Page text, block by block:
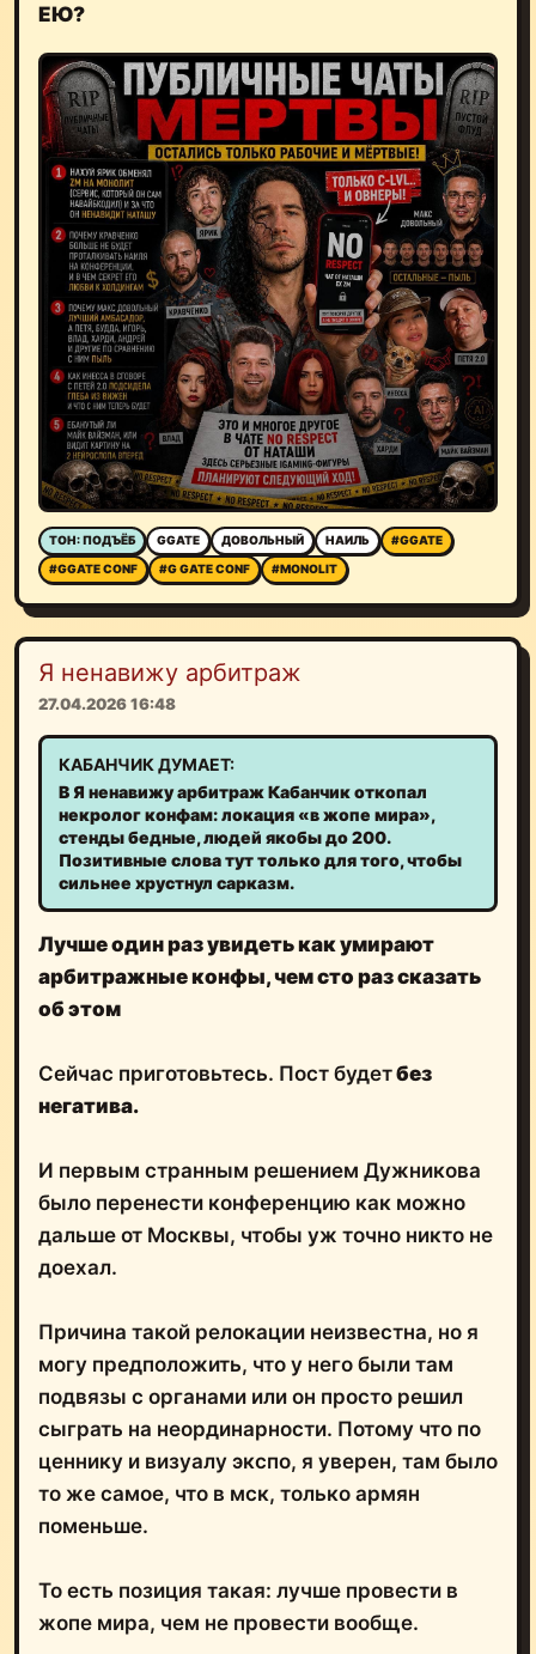
ЕЮ?
ТОН: ПОДЪЁБ GGATE ДОВОЛЬНЫЙ НАИЛЬ
#GGATE
#GGATE CONF
#G GATE CONF #MONOLIT
Я ненавижу арбитраж
27.04.2026 16:48
КАБАНЧИК ДУМАЕТ:
В Я ненавижу арбитраж Кабанчик откопал
некролог конфам: локация «в жопе мира»,
стенды бедные, людей якобы до 200.
Позитивные слова тут только для того, чтобы
сильнее хрустнул сарказм.
Лучше один раз увидеть как умирают
арбитражные конфы, чем сто раз сказать
об этом
Сейчас приготовьтесь. Пост будетбез
негатива.
И первым странным решением Дужникова
было перенести конференцию как можно
дальше от Москвы, чтобы уж точно никто не
доехал.
Причина такой релокации неизвестна, но я
могу предположить, что у него были там
подвязы с органами или он просто решил
сыграть на неординарности. Потому что по
ценнику и визуалу экспо, я уверен, там было
то же самое, что в мск, только армян
поменьше.
То есть позиция такая: лучше провести в
жопе мира, чем не провести вообще.